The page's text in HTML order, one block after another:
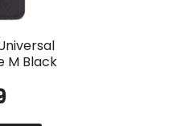
M Black